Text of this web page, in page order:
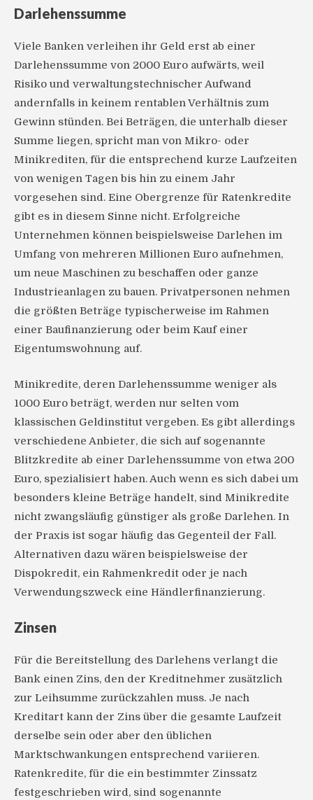
Darlehenssumme
Viele Banken verleihen ihr Geld erst ab einer
Darlehenssumme von 2000 Euro aufwärts, weil
Risiko und verwaltungstechnischer Aufwand
andernfalls in keinem rentablen Verhältnis zum
Gewinn stünden. Bei Beträgen, die unterhalb dieser
Summe liegen, spricht man von Mikro- oder
Minikrediten, für die entsprechend kurze Laufzeiten
von wenigen Tagen bis hin zu einem Jahr
vorgesehen sind. Eine Obergrenze für Ratenkredite
gibt es in diesem Sinne nicht. Erfolgreiche
Unternehmen können beispielsweise Darlehen im
Umfang von mehreren Millionen Euro aufnehmen,
um neue Maschinen zu beschaffen oder ganze
Industrieanlagen zu bauen. Privatpersonen nehmen
die größten Beträge typischerweise im Rahmen
einer Baufinanzierung oder beim Kauf einer
Eigentumswohnung auf.
Minikredite, deren Darlehenssumme weniger als
1000 Euro beträgt, werden nur selten vom
klassischen Geldinstitut vergeben. Es gibt allerdings
verschiedene Anbieter, die sich auf sogenannte
Blitzkredite ab einer Darlehenssumme von etwa 200
Euro, spezialisiert haben. Auch wenn es sich dabei um
besonders kleine Beträge handelt, sind Minikredite
nicht zwangsläufig günstiger als große Darlehen. In
der Praxis ist sogar häufig das Gegenteil der Fall.
Alternativen dazu wären beispielsweise der
Dispokredit, ein Rahmenkredit oder je nach
Verwendungszweck eine Händlerfinanzierung.
Zinsen
Für die Bereitstellung des Darlehens verlangt die
Bank einen Zins, den der Kreditnehmer zusätzlich
zur Leihsumme zurückzahlen muss. Je nach
Kreditart kann der Zins über die gesamte Laufzeit
derselbe sein oder aber den üblichen
Marktschwankungen entsprechend variieren.
Ratenkredite, für die ein bestimmter Zinssatz
festgeschrieben wird, sind sogenannte